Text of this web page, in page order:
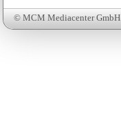
© MCM Mediacenter GmbH